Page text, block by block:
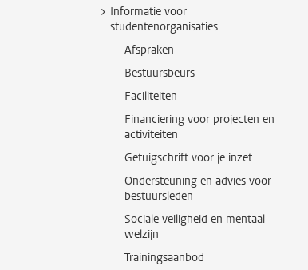
Informatie voor
studentenorganisaties
Afspraken
Bestuursbeurs
Faciliteiten
Financiering voor projecten en
activiteiten
Getuigschrift voor je inzet
Ondersteuning en advies voor
bestuursleden
Sociale veiligheid en mentaal
welzijn
Trainingsaanbod